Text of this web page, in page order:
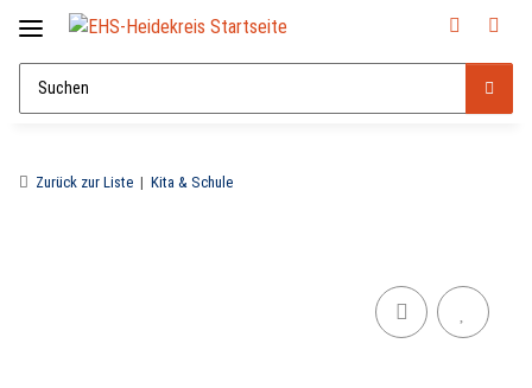
Zurück zur Liste Kita & Schule